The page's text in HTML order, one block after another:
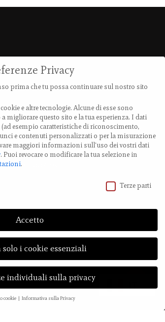
(30,71 km)
Italy
919
Cookies
| Credit
Privacy
prima che tu possa continuare sul nostro sito
e altre tecnologie. Alcune di esse sono
migliorare questo sito e la tua esperienza. I dati
esempio caratteristiche di riconoscimento,
e contenuti personalizzati o per la misurazione
maggiori informazioni sull'uso dei vostri dati
. Puoi revocare o modificare la tua selezione in
.
Terze parti
Accetto
solo i cookie essenziali
individuali sulla privacy
cookie Informativa sulla Privacy